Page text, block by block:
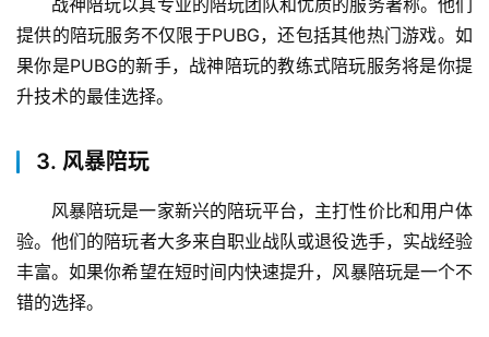
战神陪玩以其专业的陪玩团队和优质的服务著称。他们
提供的陪玩服务不仅限于PUBG，还包括其他热门游戏。如
果你是PUBG的新手，战神陪玩的教练式陪玩服务将是你提
升技术的最佳选择。
3. 风暴陪玩
风暴陪玩是一家新兴的陪玩平台，主打性价比和用户体
验。他们的陪玩者大多来自职业战队或退役选手，实战经验
丰富。如果你希望在短时间内快速提升，风暴陪玩是一个不
错的选择。